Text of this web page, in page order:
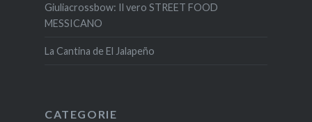
Giuliacrossbow: Il vero STREET FOOD
MESSICANO
La Cantina de El Jalapeño
CATEGORIE